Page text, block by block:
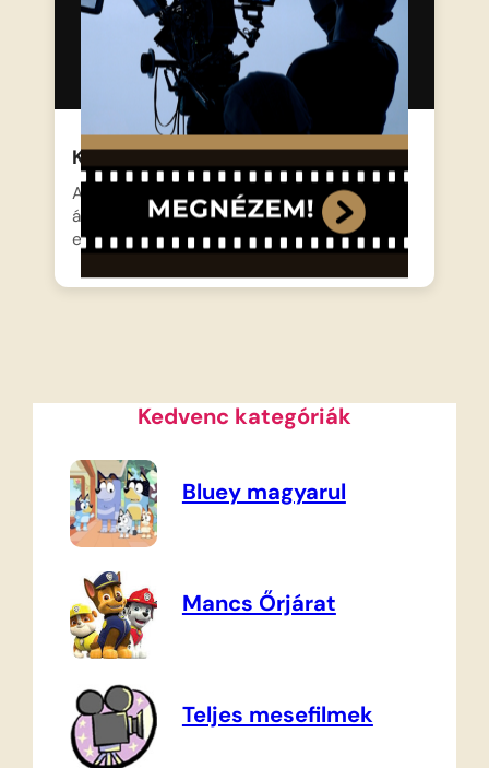
Kisvakond mint fényképész
A Kisvakond egy csodálatos, háromlábú
állványos fényképezőgépre bukkan az
erdőben,…
Kedvenc kategóriák
Bluey magyarul
Mancs Őrjárat
Teljes mesefilmek